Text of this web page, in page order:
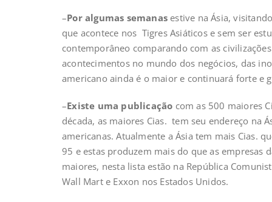
–Por algumas semanas estive na Ásia,
que acontece nos Tigres Asiáticos e sem ser
contemporâneo comparando com as
acontecimentos no mundo dos negócios, das
americano ainda é o maior e continuará forte e
–Existe uma publicação com as 500 maiores
década, as maiores Cias. tem seu endereço na
americanas. Atualmente a Ásia tem mais Cias.
95 e estas produzem mais do que as empresas
maiores, nesta lista estão na República
Wall Mart e Exxon nos Estados Unidos.